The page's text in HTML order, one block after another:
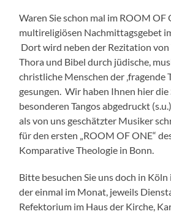
Waren Sie schon mal im ROOM OF
multireligiösen Nachmittagsgebet
Dort wird neben der Rezitation von
Thora und Bibel durch jüdische,
christliche Menschen der ‚fragende
gesungen. Wir haben Ihnen hier
besonderen Tangos abgedruckt
als von uns geschätzter Musiker
für den ersten „ROOM OF ONE“
Komparative Theologie in Bonn.
Bitte besuchen Sie uns doch in
der einmal im Monat, jeweils
Refektorium im Haus der Kirche,